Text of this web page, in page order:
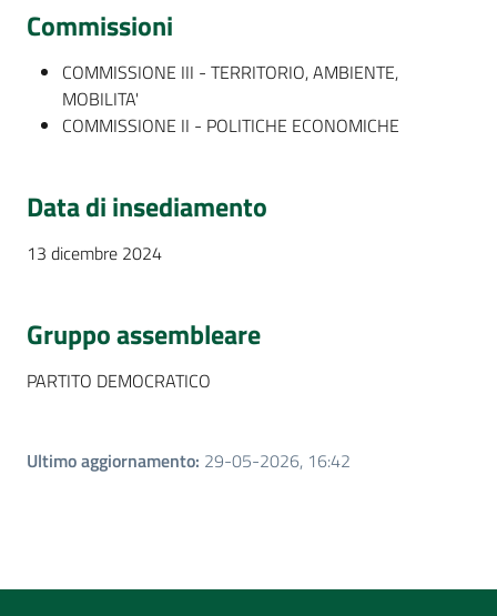
Commissioni
COMMISSIONE III - TERRITORIO, AMBIENTE,
MOBILITA'
COMMISSIONE II - POLITICHE ECONOMICHE
Data di insediamento
13 dicembre 2024
Gruppo assembleare
PARTITO DEMOCRATICO
Ultimo aggiornamento: 29-05-2026, 16:42